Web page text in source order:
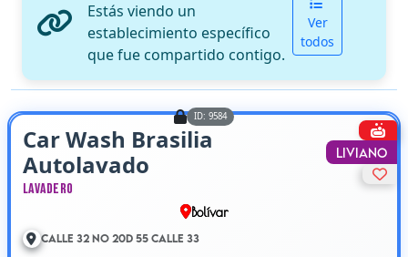
Estás viendo un
establecimiento específico
que fue compartido contigo.
Ver
todos
ID: 9584
Liviano
Car Wash Brasilia
Autolavado
Lavadero
Bolívar
Calle 32 No 20D 55 Calle 33